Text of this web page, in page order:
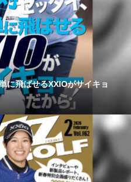
に飛ばせるXXIOがサイキョ